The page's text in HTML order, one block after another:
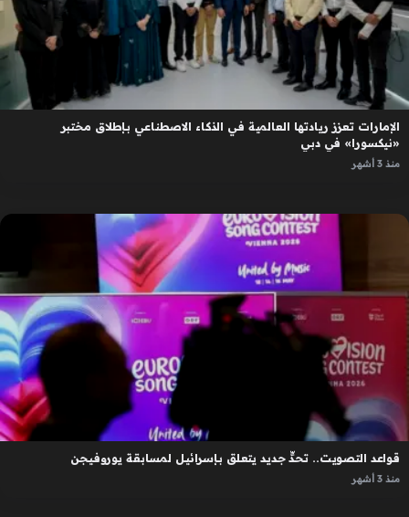
الإمارات تعزز ريادتها العالمية في الذكاء الاصطناعي بإطلاق مختبر
«نيكسورا» في دبي
منذ 3 أشهر
قواعد التصويت.. تحدٍّ جديد يتعلق بإسرائيل لمسابقة يوروفيجن
منذ 3 أشهر